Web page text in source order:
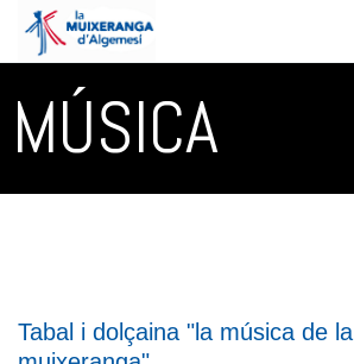
MÚSICA
Tabal i dolçaina "la música de la